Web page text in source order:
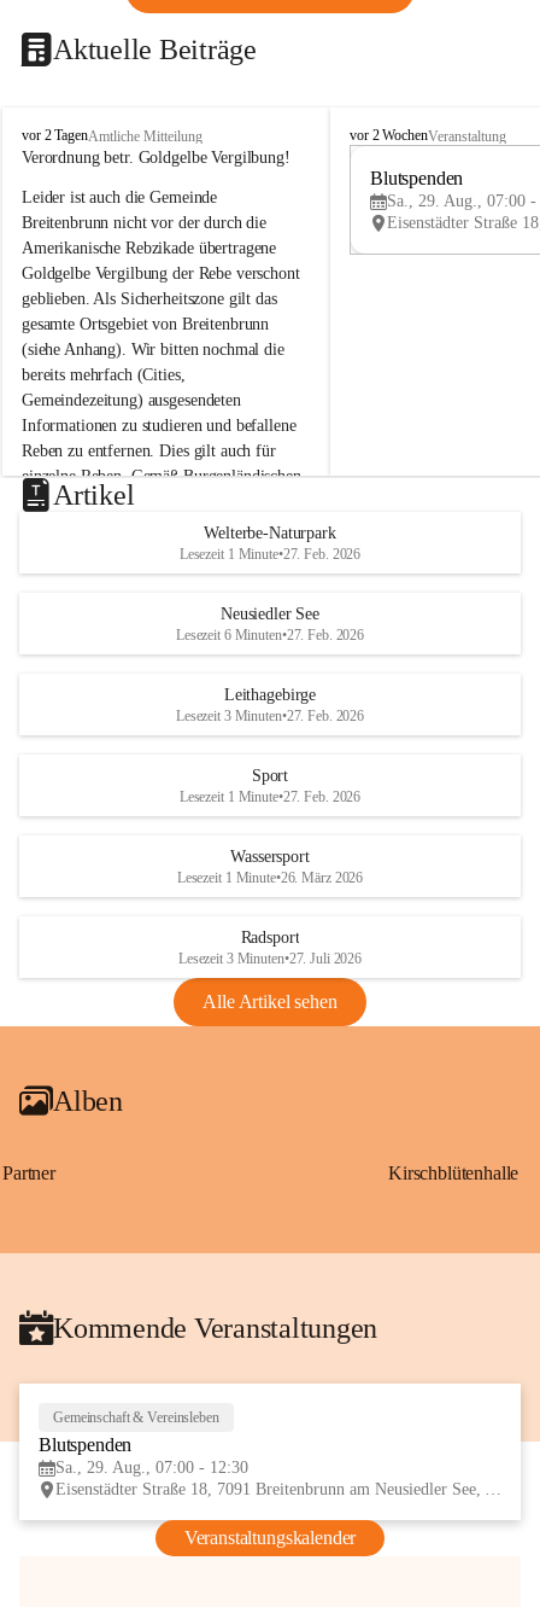
Aktuelle Beiträge
B
r
i
t
e
n
b
r
u
n
n
a
m
N
e
u
s
d
S
vor 2 TagenAmtliche Mitteilung
Verordnung betr. Goldgelbe Vergilbung!
Leider ist auch die Gemeinde
Breitenbrunn nicht vor der durch die
Amerikanische Rebzikade übertragene
Goldgelbe Vergilbung der Rebe verschont
geblieben. Als Sicherheitszone gilt das
gesamte Ortsgebiet von Breitenbrunn
(siehe Anhang). Wir bitten nochmal die
bereits mehrfach (Cities,
Gemeindezeitung) ausgesendeten
Informationen zu studieren und befallene
Reben zu entfernen. Dies gilt auch für
einzelne Reben. Gemäß Burgenländischen
Weinbaugesetz sind nicht gepflegte oder
unzulässige Weingärten zu roden! Bitte
helfen wir zusammen um unsere Winzer
vor den prognostizierten Ernteausfällen
und den daraus folgenden wirtschaftlichen
Maßnahmen zur Bekämpfung
Rebe und der Amerikanischen
Anhang VBl. EU Nr. 18
1 Seite•1,4 MB
VBl. EU Nr. 18_2026
B
e
u
e
d
r
S
vor 2 WochenVeranstaltung
Blutspenden
Sa., 29. Aug., 07:00 -
Artikel
Welterbe-Naturpark
Lesezeit 1 Minute•27. Feb. 2026
Neusiedler See
Lesezeit 6 Minuten•27. Feb. 2026
Leithagebirge
Lesezeit 3 Minuten•27. Feb. 2026
Sport
Lesezeit 1 Minute•27. Feb. 2026
Wassersport
Lesezeit 1 Minute•26. März 2026
Radsport
Lesezeit 3 Minuten•27. Juli 2026
Alle Artikel sehen
Alben
Partner Kirschblütenhalle
Kommende Veranstaltungen
Gemeinschaft & Vereinsleben
Blutspenden
Sa., 29. Aug., 07:00 - 12:30
Eisenstädter Straße 18, 7091 Breitenbrunn am Neusiedler See, AUT
Veranstaltungskalender